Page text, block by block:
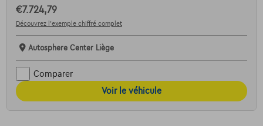
€7.724,79
Découvrez l’exemple chiffré complet
Autosphere Center Liège
Comparer
Voir le véhicule